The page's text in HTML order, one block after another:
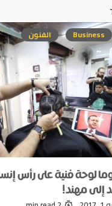
Business الفنون
لوحة فنية على رأس
إلى مهند!